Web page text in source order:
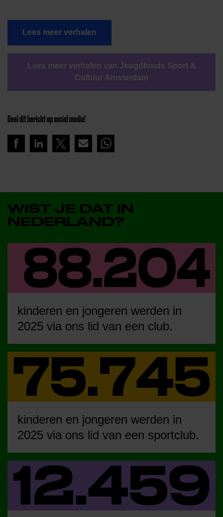
Lees meer verhalen
Lees meer verhalen van Jeugdfonds Sport &
Cultuur Amsterdam
Deel dit bericht op social media!
WIST JE DAT IN
NEDERLAND?
kinderen en jongeren werden in
2025 via ons lid van een club.
kinderen en jongeren werden in
2025 via ons lid van een sportclub.